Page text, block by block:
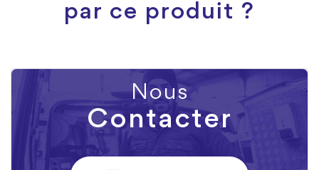
par ce produit ?
Nous
Contacter